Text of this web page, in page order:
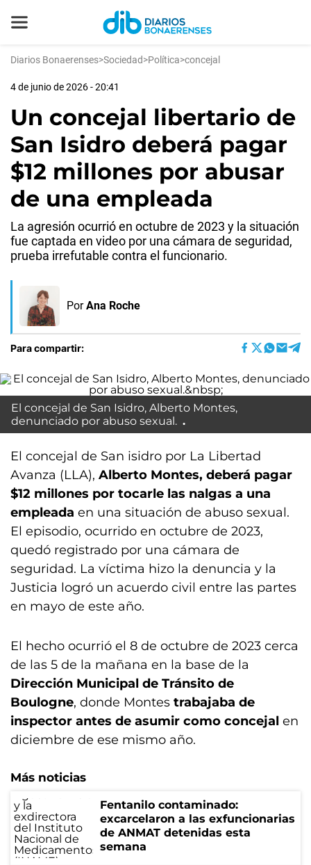
Diarios Bonaerenses>Sociedad>Política>concejal
4 de junio de 2026 - 20:41
Un concejal libertario de
San Isidro deberá pagar
$12 millones por abusar
de una empleada
La agresión ocurrió en octubre de 2023 y la situación
fue captada en video por una cámara de seguridad,
prueba irrefutable contra el funcionario.
Por Ana Roche
Para compartir:
El concejal de San Isidro, Alberto Montes,
denunciado por abuso sexual.
El concejal de San isidro por La Libertad
Avanza (LLA), Alberto Montes, deberá pagar
$12 millones por tocarle las nalgas a una
empleada en una situación de abuso sexual.
El episodio, ocurrido en octubre de 2023,
quedó registrado por una cámara de
seguridad. La víctima hizo la denuncia y la
Justicia logró un acuerdo civil entre las partes
en mayo de este año.
El hecho ocurrió el 8 de octubre de 2023 cerca
de las 5 de la mañana en la base de la
Dirección Municipal de Tránsito de
Boulogne, donde Montes trabajaba de
inspector antes de asumir como concejal en
diciembre de ese mismo año.
Más noticias
Fentanilo contaminado:
excarcelaron a las exfuncionarias
de ANMAT detenidas esta
semana